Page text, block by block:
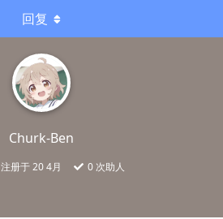
Churk-Ben
注册于20 4月 0 次助人
回复